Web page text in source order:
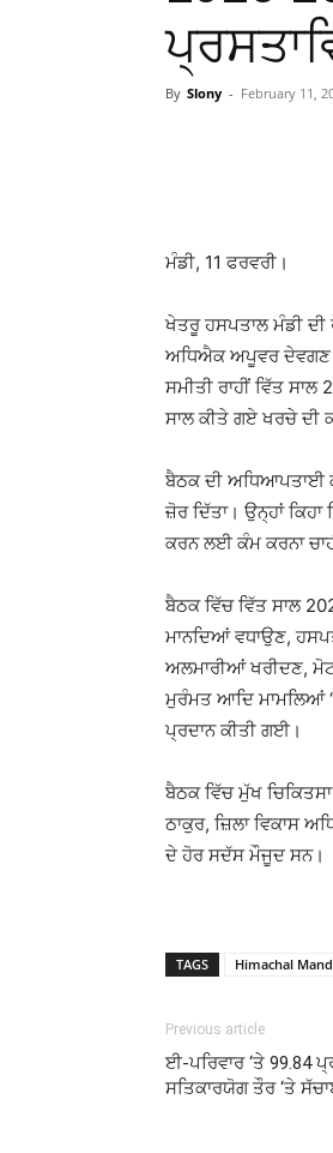
By Slony - February 11,
ਮੰਡੀ, 11 ਫਰਵਰੀ।
ਖੇਤਰੂ ਹਸਪਤਾਲ ਮੰਡੀ
ਅਧਿਐਕ ਅਪੂਵਰ ਦੇਵਗਣ
ਸਮੀਤੀ ਰਾਹੀਂ ਵਿੱਤ
ਸਾਲ ਕੀਤੇ ਗਏ ਖਰਚੇ ਦੀ
ਬੈਠਕ ਦੀ ਅਧਿਆਪਤਾਈ
ਜ਼ੋਰ ਦਿੱਤਾ। ਉਨ੍ਹਾਂ
ਕਰਨ ਲਈ ਕੰਮ ਕਰਨਾ
ਬੈਠਕ ਵਿੱਚ ਵਿੱਤ ਸਾਲ
ਮਾਨਦਿਆਂ ਵਧਾਉਣ,
ਅਲਮਾਰੀਆਂ ਖਰੀਦਣ,
ਮੁਰੰਮਤ ਆਦਿ ਮਾਮਲਿਆਂ
ਪ੍ਰਦਾਨ ਕੀਤੀ ਗਈ।
ਬੈਠਕ ਵਿੱਚ ਮੁੱਖ
ਠਾਕੁਰ, ਜ਼ਿਲਾ ਵਿਕਾਸ
ਦੇ ਹੋਰ ਸਦੱਸ ਮੌਜੂਦ ਸਨ।
TAGS Himachal
Previous article
ਈ-ਪਰਿਵਾਰ ‘ਤੇ 99.84
ਸਤਿਕਾਰਯੋਗ ਤੌਰ ‘ਤੇ